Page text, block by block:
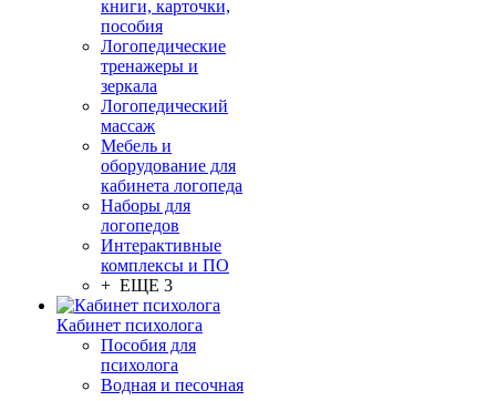
книги, карточки,
пособия
Логопедические
тренажеры и
зеркала
Логопедический
массаж
Мебель и
оборудование для
кабинета логопеда
Наборы для
логопедов
Интерактивные
комплексы и ПО
+ ЕЩЕ 3
Кабинет психолога
Пособия для
психолога
Водная и песочная